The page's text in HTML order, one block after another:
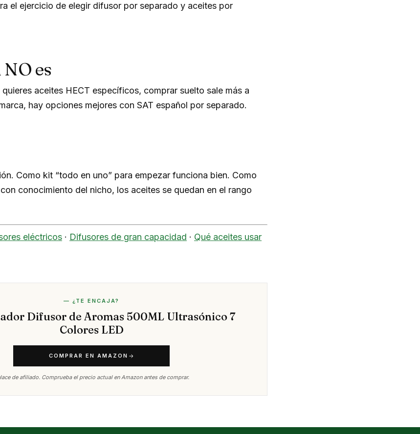
el ejercicio de elegir difusor por separado y aceites por
es
aceites HECT específicos, comprar suelto sale más a
hay opciones mejores con SAT español por separado.
Como kit “todo en uno” para empezar funciona bien. Como
conocimiento del nicho, los aceites se quedan en el rango
eléctricos · Difusores de gran capacidad · Qué aceites usar
— ¿TE ENCAJA?
Difusor de Aromas 500ML Ultrasónico 7
Colores LED
COMPRAR EN AMAZON
de afiliado. Comprueba el precio actual en Amazon antes de comprar.